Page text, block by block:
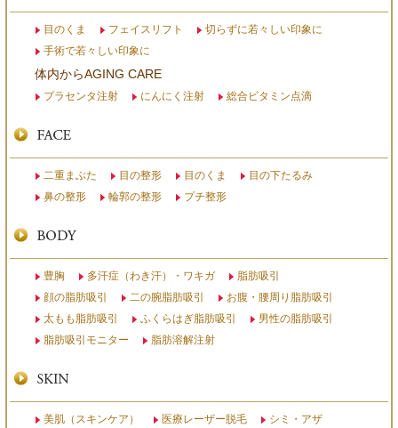
目のくま フェイスリフト
切らずに若々しい印象に
手術で若々しい印象に
体内からAGING CARE
プラセンタ注射 にんにく注射 総合ビタミン点滴
二重まぶた 目の整形 目のくま
目の下たるみ
鼻の整形
輪郭の整形 プチ整形
豊胸 多汗症（わき汗）・ワキガ
脂肪吸引
顔の脂肪吸引
二の腕脂肪吸引
お腹・腰周り脂肪吸引
太もも脂肪吸引
ふくらはぎ脂肪吸引
男性の脂肪吸引
脂肪吸引モニター
脂肪溶解注射
美肌（スキンケア） 医療レーザー脱毛
シミ・アザ